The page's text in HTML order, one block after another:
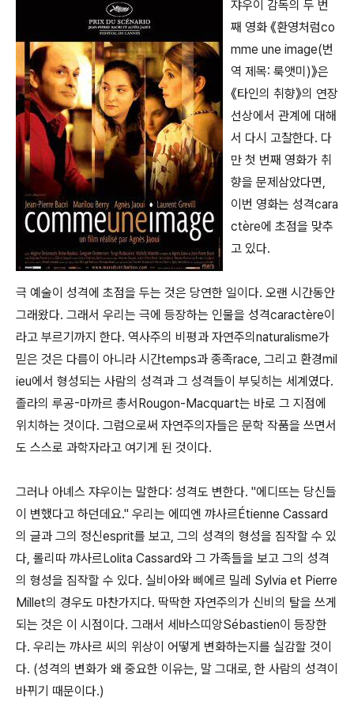
쟈우이 감독의 두 번
째 영화 《환영처럼co
mme une image(번
역 제목: 룩앳미)》은
《타인의 취향》의 연장
선상에서 관계에 대해
서 다시 고찰한다. 다
만 첫 번째 영화가 취
향을 문제삼았다면,
이번 영화는 성격cara
ctère에 초점을 맞추
고 있다.
극 예술이 성격에 초점을 두는 것은 당연한 일이다. 오랜 시간동안
그래왔다. 그래서 우리는 극에 등장하는 인물을 성격caractère이
라고 부르기까지 한다. 역사주의 비평과 자연주의naturalisme가
믿은 것은 다름이 아니라 시간temps과 종족race, 그리고 환경mil
ieu에서 형성되는 사람의 성격과 그 성격들이 부딪히는 세계였다.
졸라의 루공-마까르 총서Rougon-Macquart는 바로 그 지점에
위치하는 것이다. 그럼으로써 자연주의자들은 문학 작품을 쓰면서
도 스스로 과학자라고 여기게 된 것이다.
그러나 아녜스 쟈우이는 말한다: 성격도 변한다. "에디뜨는 당신들
이 변했다고 하던데요." 우리는 에띠엔 꺄사르Étienne Cassard
의 글과 그의 정신esprit를 보고, 그의 성격의 형성을 짐작할 수 있
다, 롤리따 꺄사르Lolita Cassard와 그 가족들을 보고 그의 성격
의 형성을 짐작할 수 있다. 실비아와 삐에르 밀레 Sylvia et Pierre
Millet의 경우도 마찬가지다. 딱딱한 자연주의가 신비의 탈을 쓰게
되는 것은 이 시점이다. 그래서 세바스띠앙Sébastien이 등장한
다. 우리는 꺄사르 씨의 위상이 어떻게 변화하는지를 실감할 것이
다. (성격의 변화가 왜 중요한 이유는, 말 그대로, 한 사람의 성격이
바뀌기 때문이다.)